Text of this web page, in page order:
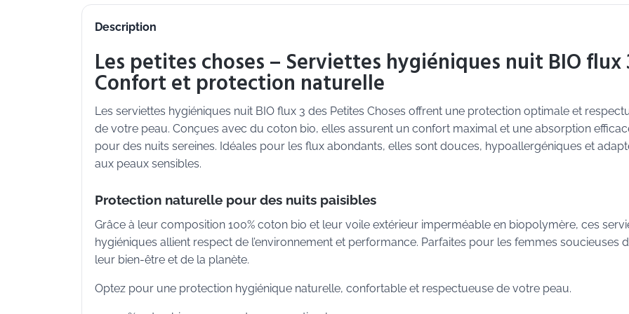
Description
Les petites choses – Serviettes hygiéniques nuit BIO flux
Confort et protection naturelle
Les serviettes hygiéniques nuit BIO flux 3 des Petites Choses offrent une protection optimale et
de votre peau. Conçues avec du coton bio, elles assurent un confort maximal et une absorption
pour des nuits sereines. Idéales pour les flux abondants, elles sont douces, hypoallergéniques et
aux peaux sensibles.
Protection naturelle pour des nuits paisibles
Grâce à leur composition 100% coton bio et leur voile extérieur imperméable en biopolymère, ces
hygiéniques allient respect de l’environnement et performance. Parfaites pour les femmes soucieuses
leur bien-être et de la planète.
Optez pour une protection hygiénique naturelle, confortable et respectueuse de votre peau.